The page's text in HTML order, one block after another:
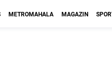
METROMAHALA MAGAZIN